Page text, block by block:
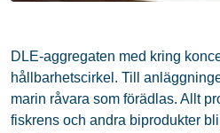
DLE-aggregaten med kring
hållbarhetscirkel. Till
marin råvara som förädlas. Allt
fiskrens och andra biprodukter